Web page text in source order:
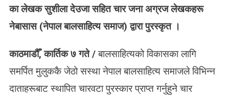
दा
’
का
का लेखक सुशीला देउजा सहित चार जना अग्रज लेखकहरू
नेबासास (नेपाल बालसाहित्य समाज) द्वारा पुरस्कृत ।
काठमाडौँ, कार्तिक ७ गते /बालसाहित्यको विकासका लागि
समर्पित मुलुककै जेठो सस्था नेपाल बालसाहित्य समाजले विभिन्न
दाताहरूबाट स्थापित चारवटा पुरस्कार प्राप्त गर्नुहुने चार